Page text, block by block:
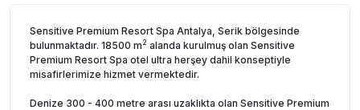
Sensitive Premium Resort Spa Antalya, Serik bölgesinde
bulunmaktadır. 18500 m2 alanda kurulmuş olan Sensitive
Premium Resort Spa otel ultra herşey dahil konseptiyle
misafirlerimize hizmet vermektedir.
Denize 300 - 400 metre arası uzaklıkta olan Sensitive Premium